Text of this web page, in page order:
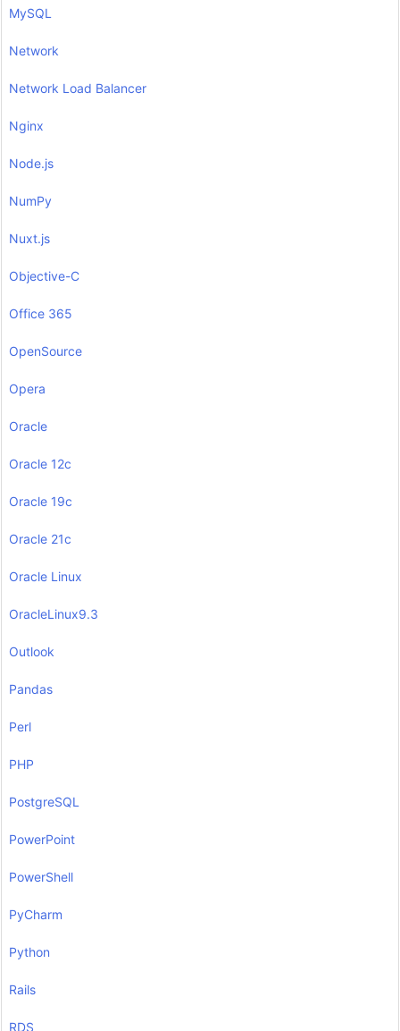
MySQL
Network
Network Load Balancer
Nginx
Node.js
NumPy
Nuxt.js
Objective-C
Office 365
OpenSource
Opera
Oracle
Oracle 12c
Oracle 19c
Oracle 21c
Oracle Linux
OracleLinux9.3
Outlook
Pandas
Perl
PHP
PostgreSQL
PowerPoint
PowerShell
PyCharm
Python
Rails
RDS